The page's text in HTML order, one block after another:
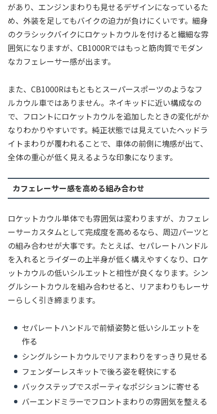
があり、エンジンまわりも見せるデザインになっているた
め、外装を足してもバイクの迫力が負けにくいです。細身
のクラシックバイクにロケットカウルを付けると繊細な雰
囲気になりますが、CB1000Rではもっと筋肉質でモダン
なカフェレーサー感が出ます。
また、CB1000Rはもともとスーパースポーツのようなフ
ルカウル車ではありません。ネイキッドに近い構成なの
で、フロントにロケットカウルを追加したときの変化がか
なりわかりやすいです。純正状態では見えていたヘッドラ
イトまわりが覆われることで、車体の前側に塊感が出て、
全体の重心が低く見えるような印象になります。
カフェレーサー感を高める組み合わせ
ロケットカウル単体でも雰囲気は変わりますが、カフェレ
ーサーカスタムとして完成度を高めるなら、周辺パーツと
の組み合わせが大事です。たとえば、セパレートハンドル
を入れるとライダーの上半身が低く構えやすくなり、ロケ
ットカウルの低いシルエットと相性が良くなります。シン
グルシートカウルを組み合わせると、リアまわりもレーサ
ーらしく引き締まります。
セパレートハンドルで前傾姿勢と低いシルエットを
作る
シングルシートカウルでリアまわりをすっきり見せる
フェンダーレスキットで後ろ姿を軽快にする
バックステップでスポーティなポジションに寄せる
バーエンドミラーでフロントまわりの雰囲気を整える